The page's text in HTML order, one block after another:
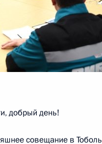
добрый день!
совещание в